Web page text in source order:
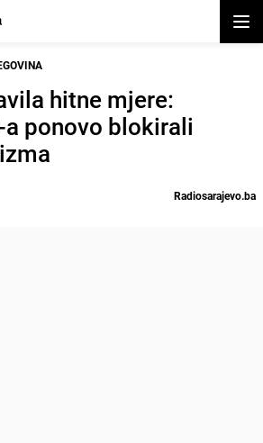
hitne mjere:
ponovo blokirali
Radiosarajevo.ba